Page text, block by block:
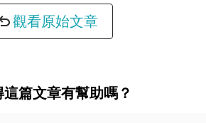
觀看原始文章
篇文章有幫助嗎？